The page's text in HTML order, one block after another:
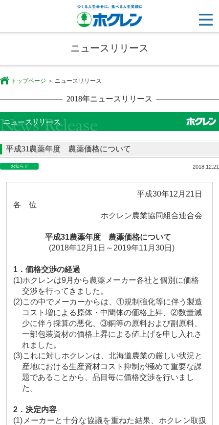
ニュースリリース
トップページ ニュースリリース
2018年ニュースリリース
平成31農薬年度 農薬価格について
お知らせ 2018.12.21
平成30年12 月 21 日
各 位
ホクレン農業協同組合連合会
平成31農薬年度 農薬価格について
(2018年12 月 1 日～ 2019年11 月 30日 )
1 ．価格交渉の経過
(1)ホクレンは9月から農薬メーカー各社と個別に価格
交渉を行ってきました。
(2)この中でメーカーからは、①規制強化等に伴う製造
コスト増による原体・中間体の価格上昇、②数量減
少に伴う採算の悪化、③銅等の原料および副原料、
一部包装資材の価格上昇による値上げを申し入れさ
れました。
(3)これに対しホクレンは、北海道農業の厳しい状況と
産地における生産資材コスト抑制が極めて重要な課
題であることから、品目毎に価格交渉を行いまし
た。
2 ．決定内容
(1) メーカーと十分な協議を重ねた結果、ホクレン取扱